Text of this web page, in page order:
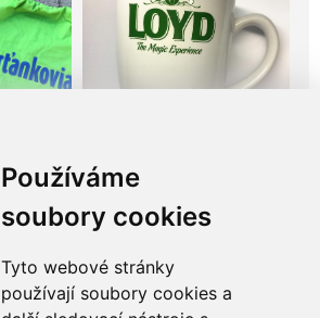
Používáme
soubory cookies
Tyto webové stránky
používají soubory cookies a